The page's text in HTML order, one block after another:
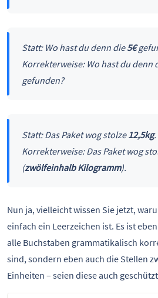
Statt: Wo hast du denn die5€
Korrekterweise: Wo hast du denn
gefunden?
Statt: Das Paket wog stolze12,5kg.
Korrekterweise: Das Paket wog
(zwölfeinhalb Kilogramm).
Nun ja, vielleicht wissen Sie jetzt,
einfach ein Leerzeichen ist. Es ist
alle Buchstaben grammatikalisch
sind, sondern eben auch die Stellen
Einheiten – seien diese auch